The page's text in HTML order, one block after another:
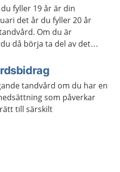
fyller 19 år är din
det år du fyller 20 år
Om du är
då börja ta del av det
tandvård om du har en
som påverkar
till särskilt